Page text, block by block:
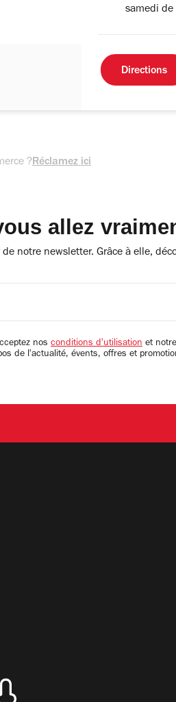
samedi
Directions
?Réclamez ici
allez
notre newsletter. Grâce à elle,
nos conditions d'utilisation et notre
de l'actualité, évents, offres et